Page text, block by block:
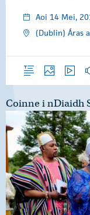
Aoi 14 Mei,
(Dublin) Áras
ForléargasGrianghraif
Coinne i nDiaidh